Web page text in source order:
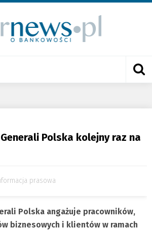
Polska kolejny raz na
prasowa
Polska angażuje pracowników,
biznesowych i klientów w ramach